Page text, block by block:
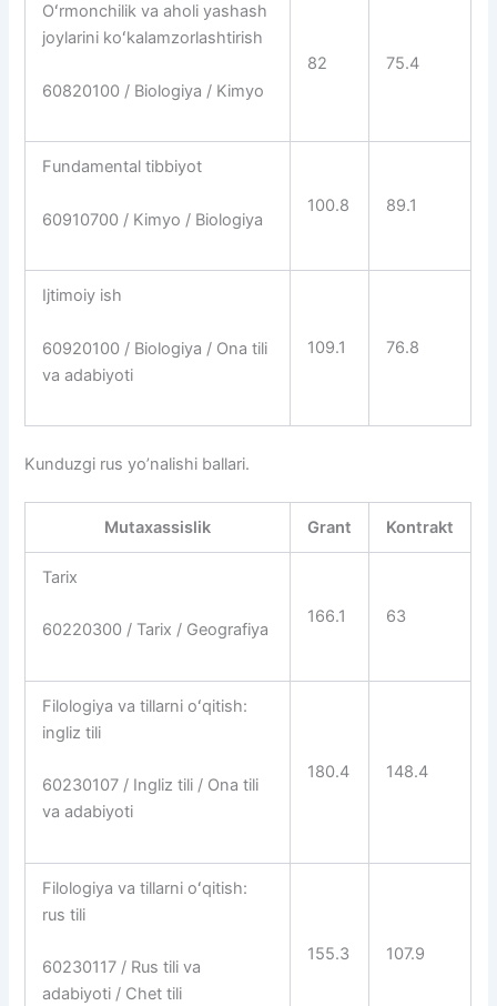
Oʻrmonchilik va aholi yashash
joylarini koʻkalamzorlashtirish
60820100 / Biologiya / Kimyo
82 75.4
Fundamental tibbiyot
60910700 / Kimyo / Biologiya
100.8 89.1
Ijtimoiy ish
60920100 / Biologiya / Ona tili
va adabiyoti
109.1 76.8
Kunduzgi rus yo’nalishi ballari.
Mutaxassislik Grant Kontrakt
Tarix
60220300 / Tarix / Geografiya
166.1 63
Filologiya va tillarni oʻqitish:
ingliz tili
60230107 / Ingliz tili / Ona tili
va adabiyoti
180.4 148.4
Filologiya va tillarni oʻqitish:
rus tili
60230117 / Rus tili va
adabiyoti / Chet tili
155.3 107.9